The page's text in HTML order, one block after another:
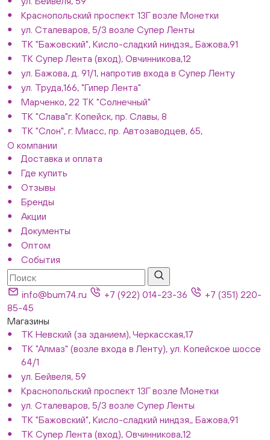
Краснопольский проспект 13Г возле Монетки
ул. Сталеваров, 5/3 возле Супер Ленты
ТК "Бажовский", Кисло-сладкий ниндзя,, Бажова,91
ТК Супер Лента (вход), Овчинникова,12
ул. Бажова, д. 91/1, напротив входа в Супер Ленту
ул. Труда,166, "Гипер Лента"
Марченко, 22 ТК "Солнечный"
ТК "Слава"г. Копейск, пр. Славы, 8
ТК "Слон", г. Миасс, пр. Автозаводцев, 65,
О компании
Доставка и оплата
Где купить
Отзывы
Бренды
Акции
Документы
Оптом
События
info@bum74.ru +7 (922) 014-23-36
+7 (351) 220-
85-45
Магазины
ТК Невский (за зданием), Черкасская,17
ТК "Алмаз" (возле входа в Ленту), ул. Копейское шоссе
64/1
ул. Бейвеля, 59
Краснопольский проспект 13Г возле Монетки
ул. Сталеваров, 5/3 возле Супер Ленты
ТК "Бажовский", Кисло-сладкий ниндзя,, Бажова,91
ТК Супер Лента (вход), Овчинникова,12